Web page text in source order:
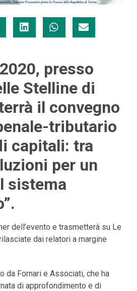
presso
Stelline di
il convegno
tributario
capitali: tra
per un
sistema
dell’evento e trasmetterà su Le
dai relatori a margine
da Fornari e Associati, che ha
di approfondimento e di